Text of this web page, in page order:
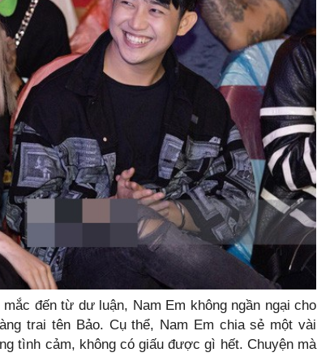
đến từ dư luận, Nam Em không ngần ngại cho
trai tên Bảo. Cụ thể, Nam Em chia sẻ một vài
tình cảm, không có giấu được gì hết. Chuyện mà